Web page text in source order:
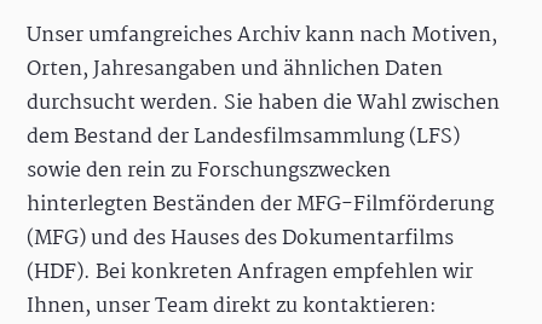
Unser umfangreiches Archiv kann nach Motiven,
Orten, Jahresangaben und ähnlichen Daten
durchsucht werden. Sie haben die Wahl zwischen
dem Bestand der Landesfilmsammlung (LFS)
sowie den rein zu Forschungszwecken
hinterlegten Beständen der MFG-Filmförderung
(MFG) und des Hauses des Dokumentarfilms
(HDF). Bei konkreten Anfragen empfehlen wir
Ihnen, unser Team direkt zu kontaktieren: